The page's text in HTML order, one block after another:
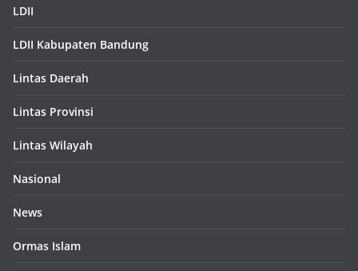
LDII
LDII Kabupaten Bandung
Lintas Daerah
Lintas Provinsi
Lintas Wilayah
Nasional
News
Ormas Islam